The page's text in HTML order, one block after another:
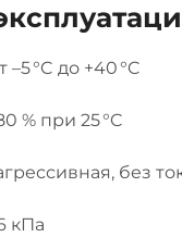
°C до +40 °C
% при 25 °C
без
кПа